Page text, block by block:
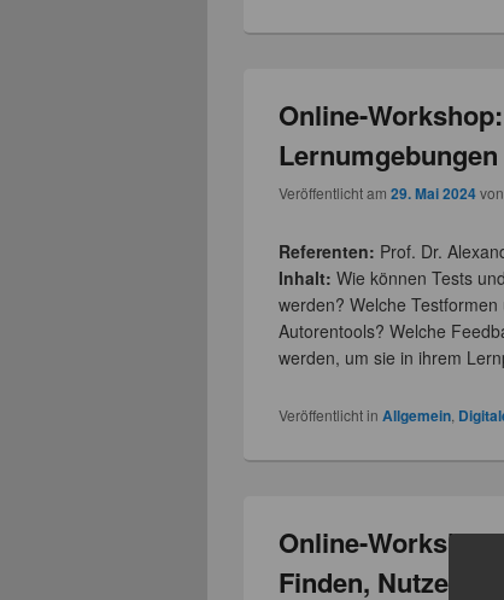
Online-
Lernumgebungen
Veröffentlicht am29. Mai 2024
Referenten: Prof. Dr.
Inhalt: Wie können Tests
werden? Welche
Autorentools? Welche
werden, um sie in ihrem
Veröffentlicht in Allgemein
Online-
Finden, Nutzen,